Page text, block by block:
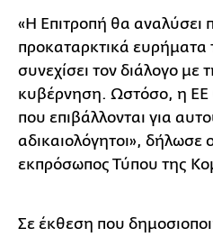
«Η Επιτροπή θα αναλύσει
προκαταρκτικά ευρήματα
συνεχίσει τον διάλογο με
κυβέρνηση. Ωστόσο, η ΕΕ
που επιβάλλονται για
αδικαιολόγητοι», δήλωσε
εκπρόσωπος Τύπου της
Σε έκθεση που